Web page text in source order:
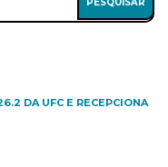
DA UFC E RECEPCIONA